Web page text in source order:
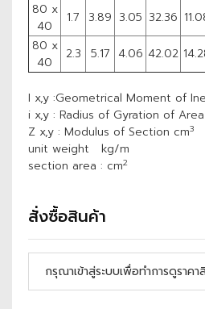
80 x
40
1.7 3.89 3.05 32.36
80 x
40
2.3 5.17 4.06 42.02
I x,y :Geometrical Moment of
i x,y : Radius of Gyration of
Z x,y : Modulus of Section cm3
unit weight kg/m
section area : cm2
สั่งซื้อสินค้า
กรุณาเข้าสู่ระบบเพื่อทำการดูราคา